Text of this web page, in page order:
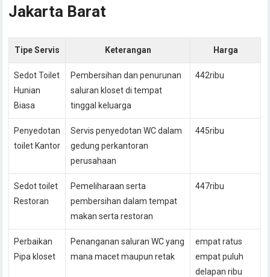
Jakarta Barat
Tipe Servis Keterangan Harga
Sedot Toilet
Hunian
Biasa
Pembersihan dan penurunan
saluran kloset di tempat
tinggal keluarga
442ribu
Penyedotan
toilet Kantor
Servis penyedotan WC dalam
gedung perkantoran
perusahaan
445ribu
Sedot toilet
Restoran
Pemeliharaan serta
pembersihan dalam tempat
makan serta restoran
447ribu
Perbaikan
Pipa kloset
Penanganan saluran WC yang
mana macet maupun retak
empat ratus
empat puluh
delapan ribu